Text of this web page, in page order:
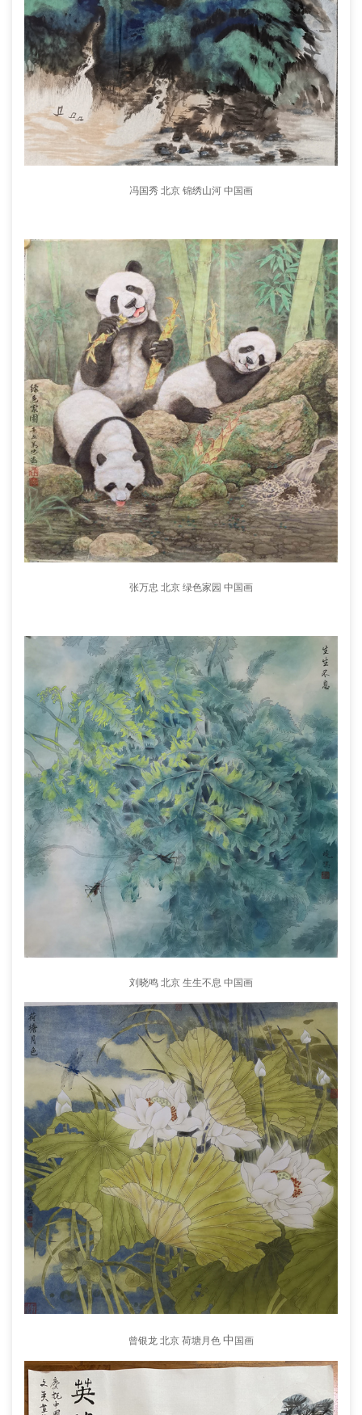
冯国秀 北京 锦绣山河 中国画
张万忠 北京 绿色家园 中国画
刘晓鸣 北京 生生不息 中国画
曾银龙 北京 荷塘月色 中 国画